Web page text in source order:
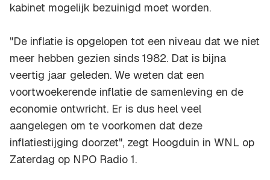
kabinet mogelijk bezuinigd moet worden.
"De inflatie is opgelopen tot een niveau dat we niet
meer hebben gezien sinds 1982. Dat is bijna
veertig jaar geleden. We weten dat een
voortwoekerende inflatie de samenleving en de
economie ontwricht. Er is dus heel veel
aangelegen om te voorkomen dat deze
inflatiestijging doorzet", zegt Hoogduin in WNL op
Zaterdag op NPO Radio 1.